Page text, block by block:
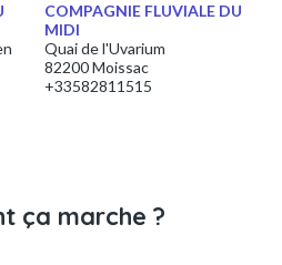
COMPAGNIE FLUVIALE DU
MIDI
Quai de l'Uvarium
82200 Moissac
+33582811515
ça marche ?